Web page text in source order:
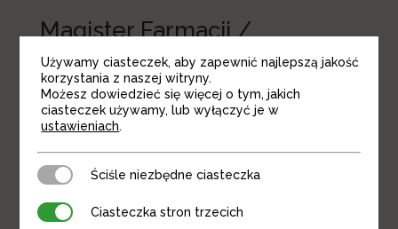
Magister Farmacji /
Magisterka Farmacji
utworzone przezMonika Mączyńska|sty 18, 2026
Magister Farmacji /
Magisterka Farmacji
Używamy ciasteczek, aby zapewnić najlepszą jakość
korzystania z naszej witryny.
Możesz dowiedzieć się więcej o tym, jakich
ciasteczek używamy, lub wyłączyć je w
ustawieniach.
Ściśle niezbędne ciasteczka
Ściśle niezbędne ciasteczka
Ciasteczka stron trzecich
Ciasteczka stron trzecich